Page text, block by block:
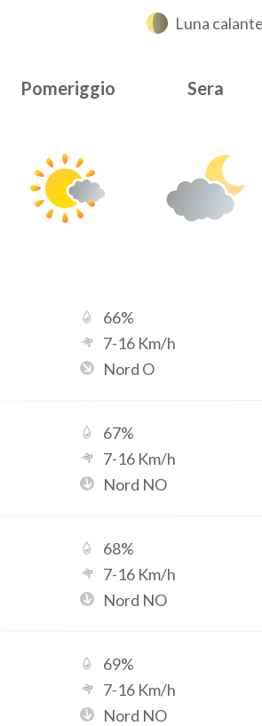
Luna calante
Pomeriggio Sera
66%
7-16 Km/h
Nord O
67%
7-16 Km/h
Nord NO
68%
7-16 Km/h
Nord NO
69%
7-16 Km/h
Nord NO